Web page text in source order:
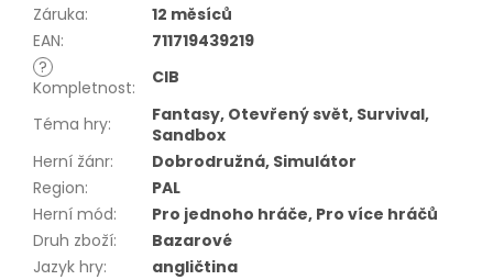
Záruka:
12 měsíců
EAN:
711719439219
?
Kompletnost: CIB
Téma hry:
Fantasy, Otevřený svět, Survival,
Sandbox
Herní žánr:
Dobrodružná, Simulátor
Region:
PAL
Herní mód:
Pro jednoho hráče, Pro více hráčů
Druh zboží:
Bazarové
Jazyk hry:
angličtina